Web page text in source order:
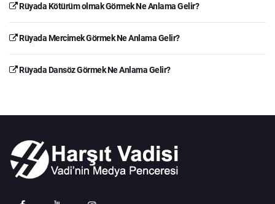
Rüyada Kötürüm olmak Görmek Ne Anlama Gelir?
Rüyada Mercimek Görmek Ne Anlama Gelir?
Rüyada Dansöz Görmek Ne Anlama Gelir?